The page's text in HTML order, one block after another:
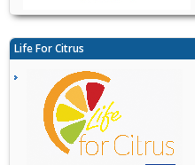
Life For Citrus